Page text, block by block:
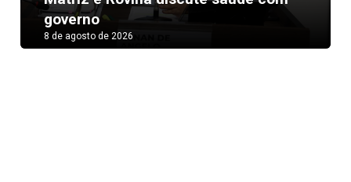
governo
8 de agosto de 2026